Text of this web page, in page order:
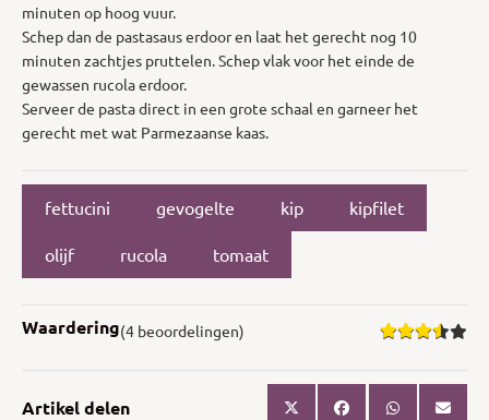
minuten op hoog vuur.
Schep dan de pastasaus erdoor en laat het gerecht nog 10
minuten zachtjes pruttelen. Schep vlak voor het einde de
gewassen rucola erdoor.
Serveer de pasta direct in een grote schaal en garneer het
gerecht met wat Parmezaanse kaas.
fettucini gevogelte kip kipfilet
olijf rucola tomaat
Waardering(4 beoordelingen)
Artikel delen